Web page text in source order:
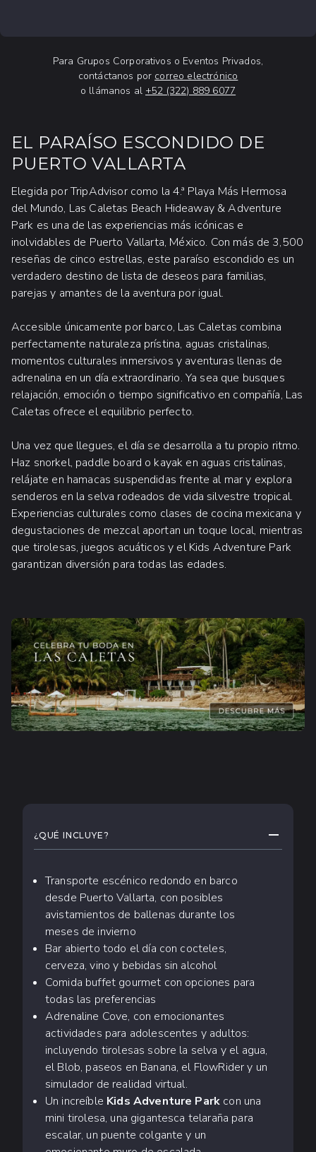
Para Grupos Corporativos o Eventos Privados,
contáctanos por correo electrónico
o llámanos al +52 (322) 889 6077
EL PARAÍSO ESCONDIDO DE
PUERTO VALLARTA
Elegida por TripAdvisor como la 4.ª Playa Más Hermosa
del Mundo, Las Caletas Beach Hideaway & Adventure
Park es una de las experiencias más icónicas e
inolvidables de Puerto Vallarta, México. Con más de 3,500
reseñas de cinco estrellas, este paraíso escondido es un
verdadero destino de lista de deseos para familias,
parejas y amantes de la aventura por igual.
Accesible únicamente por barco, Las Caletas combina
perfectamente naturaleza prístina, aguas cristalinas,
momentos culturales inmersivos y aventuras llenas de
adrenalina en un día extraordinario. Ya sea que busques
relajación, emoción o tiempo significativo en compañía, Las
Caletas ofrece el equilibrio perfecto.
Una vez que llegues, el día se desarrolla a tu propio ritmo.
Haz snorkel, paddle board o kayak en aguas cristalinas,
relájate en hamacas suspendidas frente al mar y explora
senderos en la selva rodeados de vida silvestre tropical.
Experiencias culturales como clases de cocina mexicana y
degustaciones de mezcal aportan un toque local, mientras
que tirolesas, juegos acuáticos y el Kids Adventure Park
garantizan diversión para todas las edades.
¿QUÉ INCLUYE?
Transporte escénico redondo en barco
desde Puerto Vallarta, con posibles
avistamientos de ballenas durante los
meses de invierno
Bar abierto todo el día con cocteles,
cerveza, vino y bebidas sin alcohol
Comida buffet gourmet con opciones para
todas las preferencias
Adrenaline Cove, con emocionantes
actividades para adolescentes y adultos:
incluyendo tirolesas sobre la selva y el agua,
el Blob, paseos en Banana, el FlowRider y un
simulador de realidad virtual.
Un increíble Kids Adventure Park con una
mini tirolesa, una gigantesca telaraña para
escalar, un puente colgante y un